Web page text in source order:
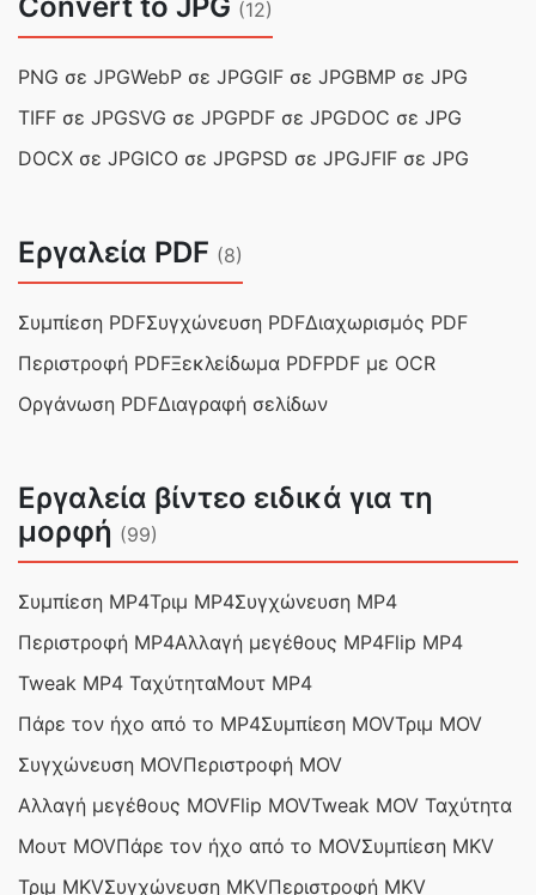
(12)
PNG σε JPGWebP σε JPGGIF σε JPGBMP σε JPG
TIFF σε JPGSVG σε JPGPDF σε JPGDOC σε JPG
DOCX σε JPGICO σε JPGPSD σε JPGJFIF σε JPG
Εργαλεία PDF (8)
Συμπίεση PDFΣυγχώνευση PDFΔιαχωρισμός PDF
Περιστροφή PDFΞεκλείδωμα PDFPDF με OCR
Οργάνωση PDFΔιαγραφή σελίδων
Εργαλεία βίντεο ειδικά για τη
μορφή (99)
Συμπίεση MP4Τριμ MP4Συγχώνευση MP4
Περιστροφή MP4Αλλαγή μεγέθους MP4Flip MP4
Tweak MP4 ΤαχύτηταΜουτ MP4
Πάρε τον ήχο από το MP4Συμπίεση MOVΤριμ MOV
Συγχώνευση MOVΠεριστροφή MOV
Αλλαγή μεγέθους MOVFlip MOVTweak MOV Ταχύτητα
Μουτ MOVΠάρε τον ήχο από το MOVΣυμπίεση MKV
Τριμ MKVΣυγχώνευση MKVΠεριστροφή MKV